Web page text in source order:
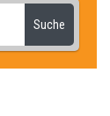
Suche